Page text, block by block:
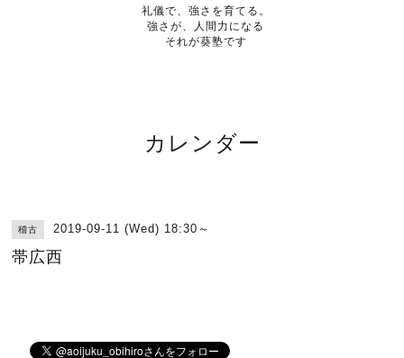
礼儀で、強さを育てる。
強さが、人間力になる
それが葵塾です
カレンダー
稽古 2019-09-11 (Wed) 18:30～
帯広西